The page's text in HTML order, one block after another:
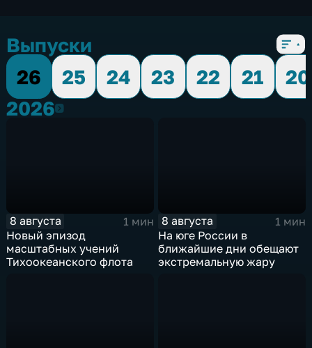
Выпуски
26
25 24 23 22 21
20
20262026
8 августа
1 мин
Новый эпизод
масштабных учений
Тихоокеанского флота
8 августа
1 мин
На юге России в
ближайшие дни обещают
экстремальную жару